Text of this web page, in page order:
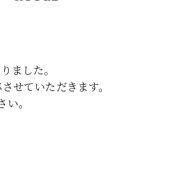
ました。
せていただきます。
。